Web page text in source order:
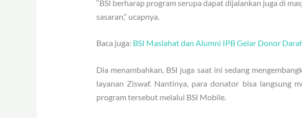
“BSI berharap program serupa dapat dijalankan juga di
sasaran,” ucapnya.
Baca juga: BSI Maslahat dan Alumni IPB Gelar Donor
Dia menambahkan, BSI juga saat ini sedang
layanan Ziswaf. Nantinya, para donator bisa langsung
program tersebut melalui BSI Mobile.